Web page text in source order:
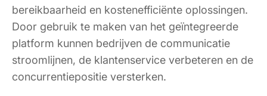
bereikbaarheid en kostenefficiënte oplossingen.
Door gebruik te maken van het geïntegreerde
platform kunnen bedrijven de communicatie
stroomlijnen, de klantenservice verbeteren en de
concurrentiepositie versterken.